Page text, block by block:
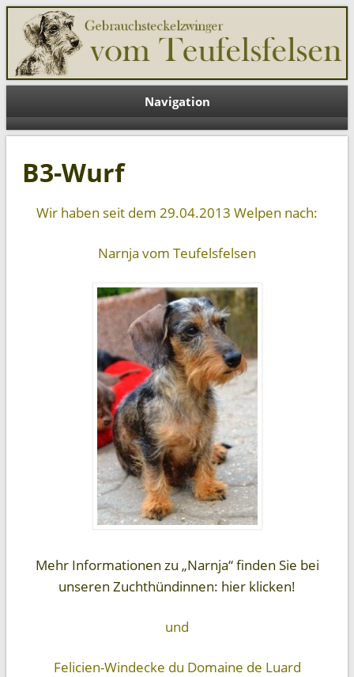
Teufelsfelsen DE
Navigation
B3-Wurf
Wir haben seit dem 29.04.2013 Welpen nach:
Narnja vom Teufelsfelsen
Mehr Informationen zu „Narnja“ finden Sie bei
unseren Zuchthündinnen: hier klicken!
und
Felicien-Windecke du Domaine de Luard